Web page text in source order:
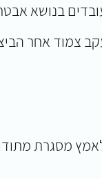
בנושא
צמוד אחר
מסגרת